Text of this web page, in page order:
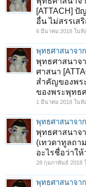
[ATTACH]
อื่น ไม่สรรเส
6 มีนาคม 2018 ในห้
พุทธศาสนาจา
พุทธศาสนาจ
ศาสนา
สำคัญของพร
ของพระพุทธ
1 มีนาคม 2018 ในห้
พุทธศาสนาจา
พุทธศาสนาจ
(เทวดาทูลถา
อะไรชื่อว่าใ
28 กุมภาพันธ์ 2018
พุทธศาสนาจา